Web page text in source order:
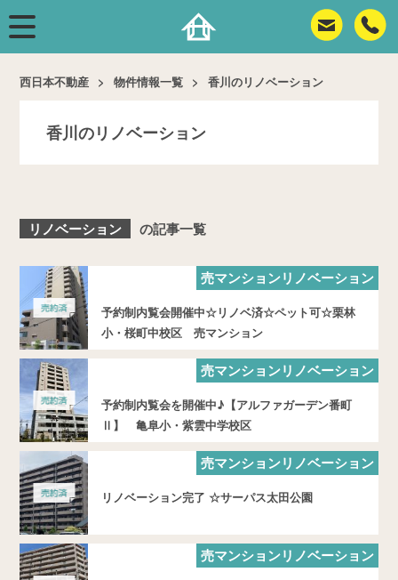
西日本不動産 物件情報一覧 香川のリノベーション
香川のリノベーション
リノベーション の記事一覧
売マンションリノベーション
予約制内覧会開催中☆リノベ済☆ペット可☆栗林
小・桜町中校区 売マンション
売マンションリノベーション
予約制内覧会を開催中♪【アルファガーデン番町
Ⅱ】 亀阜小・紫雲中学校区
売マンションリノベーション
リノベーション完了 ☆サーパス太田公園
売マンションリノベーション